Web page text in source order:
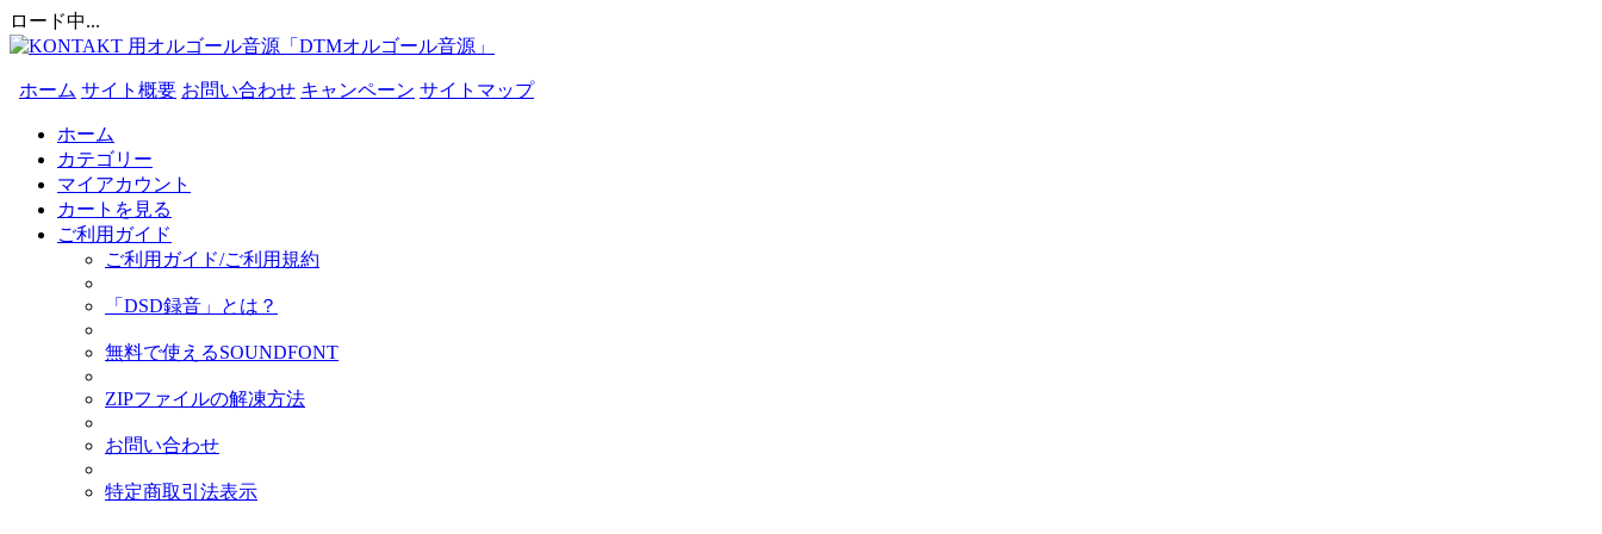
ロード中...
ホーム サイト概要 お問い合わせ キャンペーン サイトマップ
ホーム
カテゴリー
マイアカウント
カートを見る
ご利用ガイド
ご利用ガイド/ご利用規約
「DSD録音」とは？
無料で使えるSOUNDFONT
ZIPファイルの解凍方法
お問い合わせ
特定商取引法表示